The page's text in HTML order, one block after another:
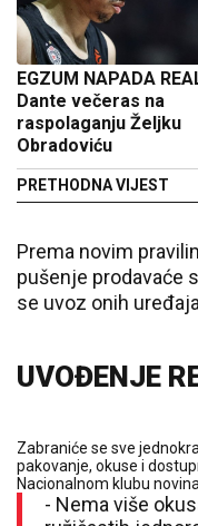
EGZUM NAPADA
Dante večeras na
raspolaganju Željku
Obradoviću
PRETHODNA VIJEST
Prema novim
pušenje prodavaće
se uvoz onih
UVOĐENJE
Zabraniće se sve
pakovanje, okuse i
Nacionalnom klubu
- Nema više